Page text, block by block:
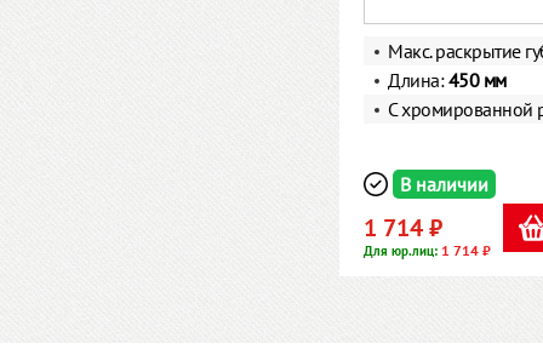
Макс. раскрытие
Длина:450 мм
С хромированной
В наличии
1 714 ₽
Для юр.лиц: 1 714 ₽